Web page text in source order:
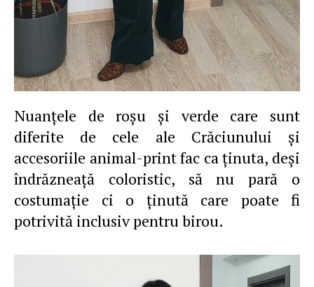
Nuanţele de roşu şi verde care sunt
diferite de cele ale Crăciunului şi
accesoriile animal-print fac ca ţinuta, deşi
îndrăzneaţă coloristic, să nu pară o
costumaţie ci o ţinută care poate fi
potrivită inclusiv pentru birou.